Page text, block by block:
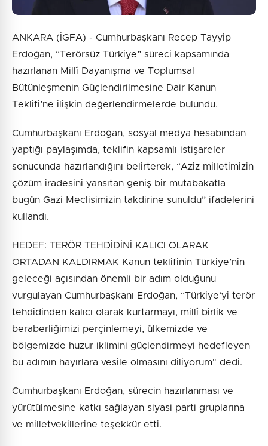
ANKARA (İGFA) - Cumhurbaşkanı Recep Tayyip
Erdoğan, “Terörsüz Türkiye” süreci kapsamında
hazırlanan Millî Dayanışma ve Toplumsal
Bütünleşmenin Güçlendirilmesine Dair Kanun
Teklifi’ne ilişkin değerlendirmelerde bulundu.
Cumhurbaşkanı Erdoğan, sosyal medya hesabından
yaptığı paylaşımda, teklifin kapsamlı istişareler
sonucunda hazırlandığını belirterek, “Aziz milletimizin
çözüm iradesini yansıtan geniş bir mutabakatla
bugün Gazi Meclisimizin takdirine sunuldu” ifadelerini
kullandı.
HEDEF: TERÖR TEHDİDİNİ KALICI OLARAK
ORTADAN KALDIRMAK Kanun teklifinin Türkiye’nin
geleceği açısından önemli bir adım olduğunu
vurgulayan Cumhurbaşkanı Erdoğan, “Türkiye’yi terör
tehdidinden kalıcı olarak kurtarmayı, millî birlik ve
beraberliğimizi perçinlemeyi, ülkemizde ve
bölgemizde huzur iklimini güçlendirmeyi hedefleyen
bu adımın hayırlara vesile olmasını diliyorum" dedi.
Cumhurbaşkanı Erdoğan, sürecin hazırlanması ve
yürütülmesine katkı sağlayan siyasi parti gruplarına
ve milletvekillerine teşekkür etti.